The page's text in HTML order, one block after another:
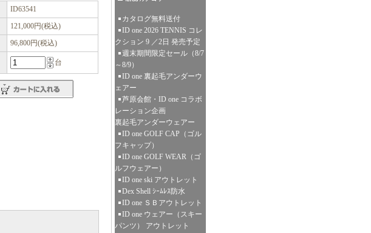
ID63541
121,000円(税込)
96,800円(税込)
台
カタログ無料送付
ID one 2026 TENNIS コレ
クション 9 ／2日 発売予定
週末期間限定セール（8/7
～8/9）
ID one 裏起毛アンダーウ
ェアー
芦原会館・ID one コラボ
レーション企画
裏起毛アンダーウェアー
ID one GOLF CAP（ゴル
フキャップ）
ID one GOLF WEAR（ゴ
ルフウェアー）
ID one ski アウトレット
Dex Shell ｼｰﾑﾚｽ防水
ID one ＳＢアウトレット
ID one ウェアー（スキー
パンツ） アウトレット